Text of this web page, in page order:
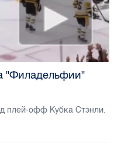
"Филадельфии"
плей-офф Кубка Стэнли.